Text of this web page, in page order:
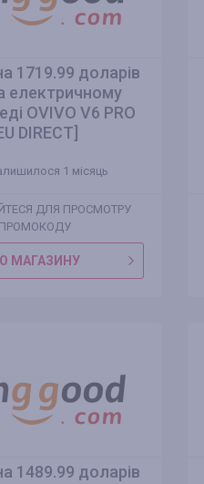
1719.99 доларів
електричному
OVIVO V6 PRO
DIRECT]
1 місяць
ДЛЯ ПРОСМОТРУ
ПРОМОКОДУ
МАГАЗИНУ
1489.99 доларів